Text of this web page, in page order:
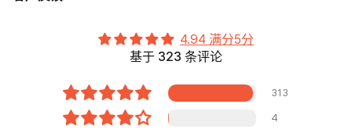
4.94 满分5分
基于 323 条评论
313
4